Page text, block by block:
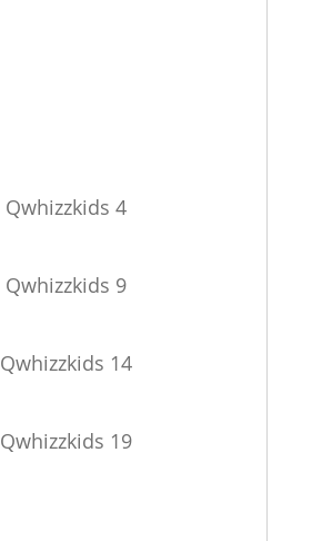
Qwhizzkids 4
Qwhizzkids 9
Qwhizzkids 14
Qwhizzkids 19